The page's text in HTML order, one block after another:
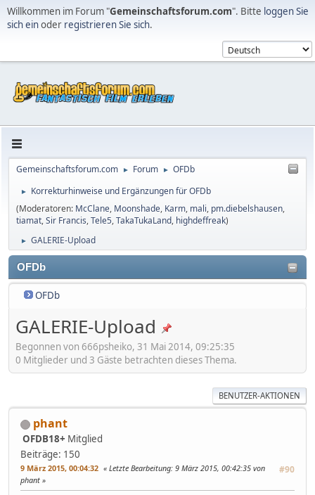
Willkommen im Forum "Gemeinschaftsforum.com". Bitte loggen Sie
sich einoder registrieren Sie sich.
Gemeinschaftsforum.com ► Forum ► OFDb
►
Korrekturhinweise und Ergänzungen für OFDb
(Moderatoren: McClane, Moonshade, Karm, mali, pm.diebelshausen,
tiamat,Sir Francis,Tele5,TakaTukaLand, highdeffreak)
► GALERIE-Upload
OFDb
OFDb
GALERIE-Upload
Begonnen von 666psheiko, 31 Mai 2014, 09:25:35
0 Mitglieder und 3 Gäste betrachten dieses Thema.
BENUTZER-AKTIONEN
phant
OFDB18+ Mitglied
Beiträge: 150
9 März 2015, 00:04:32 #90
Letzte Bearbeitung: 9 März 2015, 00:42:35 von
phant